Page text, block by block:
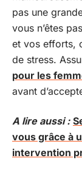
pas une
vous n’êtes
et vos efforts,
de stress.
pour les
avant
A lire aussi :
vous grâce à
intervention